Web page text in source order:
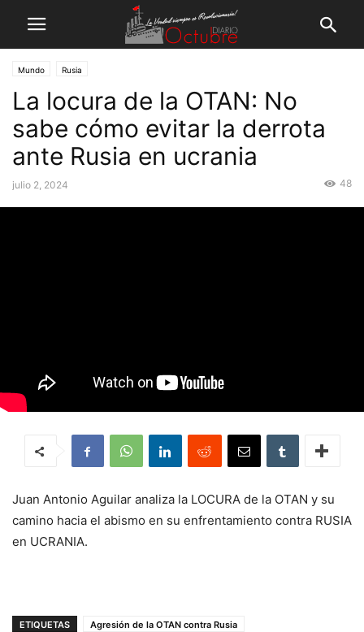
Mundo Rusia
La locura de la OTAN: No
sabe cómo evitar la derrota
ante Rusia en ucrania
julio 2, 2024 48
Juan Antonio Aguilar analiza la LOCURA de la OTAN y su
camino hacia el abismo en su enfrentamiento contra RUSIA
en UCRANIA.
ETIQUETAS
Agresión de la OTAN contra Rusia